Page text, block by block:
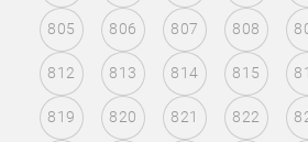
805 806 807 808
812 813 814 815
819 820 821 822